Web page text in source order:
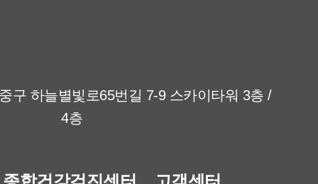
구 하늘별빛로65번길 7-9 스카이타워 3층 /
4층